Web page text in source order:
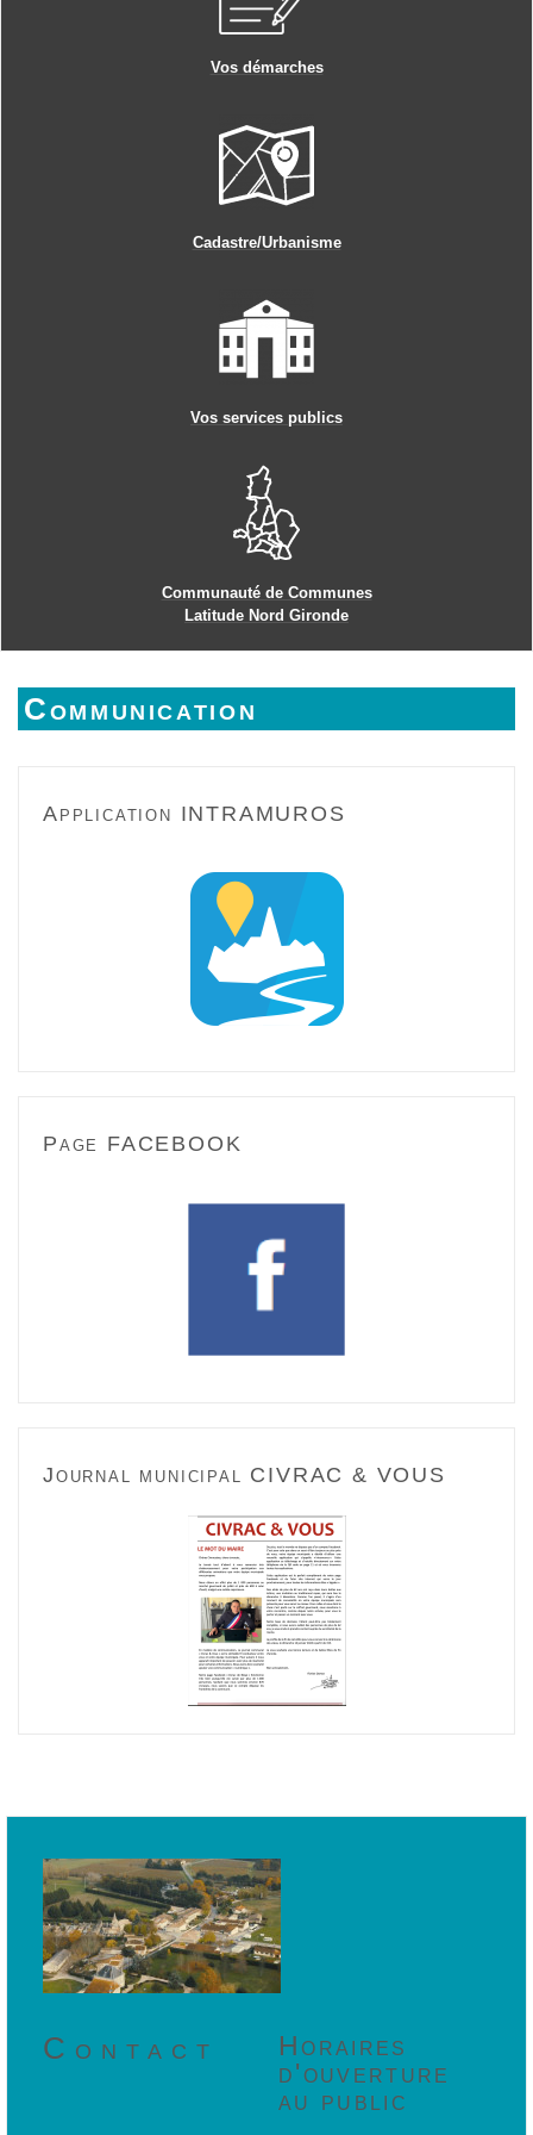
Vos démarches
Cadastre/Urbanisme
Vos services publics
Communauté de Communes
Latitude Nord Gironde
Communication
Application INTRAMUROS
Page FACEBOOK
Journal municipal CIVRAC & VOUS
Contact
Horaires
d'ouverture
au public